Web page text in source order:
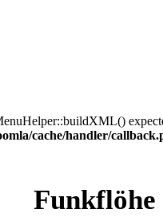
cache/handler/
Funkflöhe